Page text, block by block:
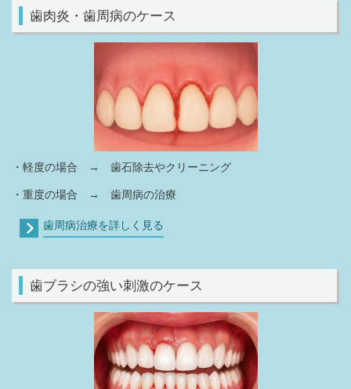
歯肉炎・歯周病のケース
・軽度の場合 → 歯石除去やクリーニング
・重度の場合 → 歯周病の治療
歯周病治療を詳しく見る
歯ブラシの強い刺激のケース